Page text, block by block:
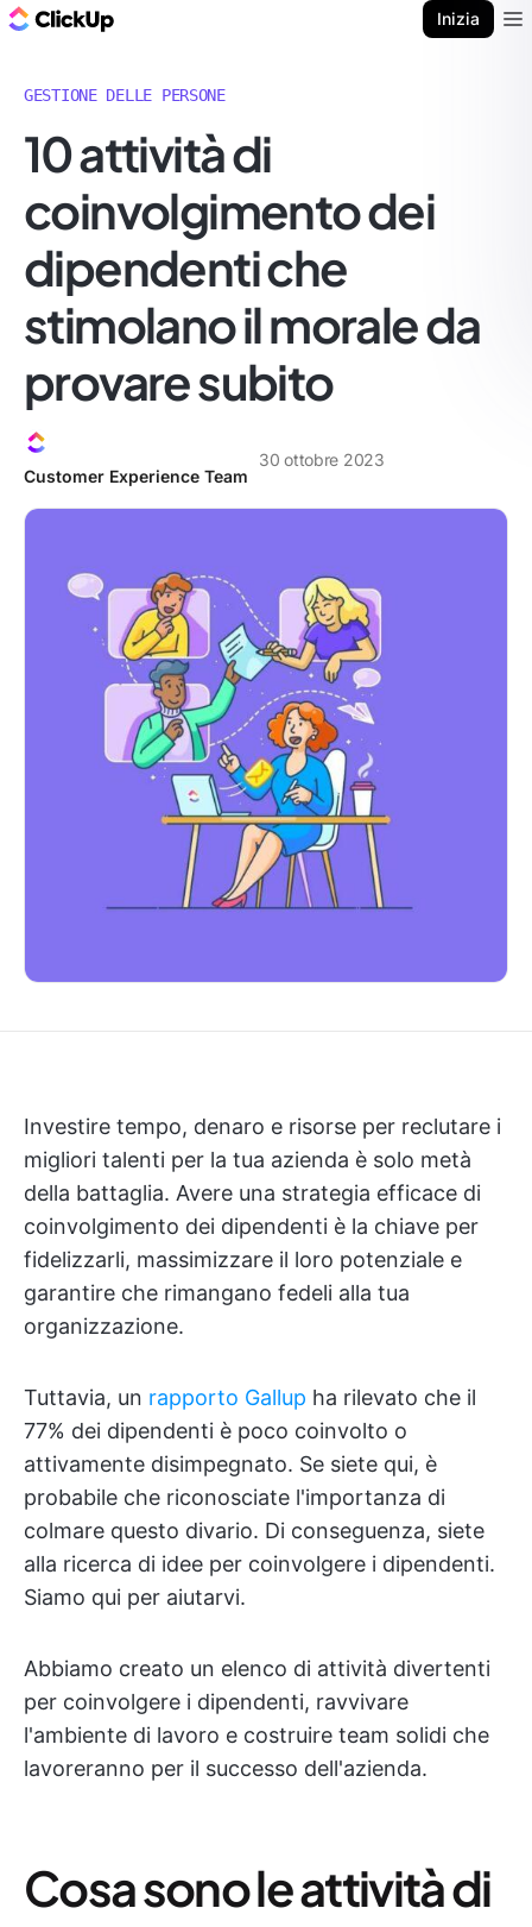
Inizia
GESTIONE DELLE PERSONE
10 attività di
coinvolgimento dei
dipendenti che
stimolano il morale da
provare subito
Customer Experience Team
30 ottobre 2023
Investire tempo, denaro e risorse per reclutare i
migliori talenti per la tua azienda è solo metà
della battaglia. Avere una strategia efficace di
coinvolgimento dei dipendenti è la chiave per
fidelizzarli, massimizzare il loro potenziale e
garantire che rimangano fedeli alla tua
organizzazione.
Tuttavia, un rapporto Gallup ha rilevato che il
77% dei dipendenti è poco coinvolto o
attivamente disimpegnato. Se siete qui, è
probabile che riconosciate l'importanza di
colmare questo divario. Di conseguenza, siete
alla ricerca di idee per coinvolgere i dipendenti.
Siamo qui per aiutarvi.
Abbiamo creato un elenco di attività divertenti
per coinvolgere i dipendenti, ravvivare
l'ambiente di lavoro e costruire team solidi che
lavoreranno per il successo dell'azienda.
Cosa sono le attività di